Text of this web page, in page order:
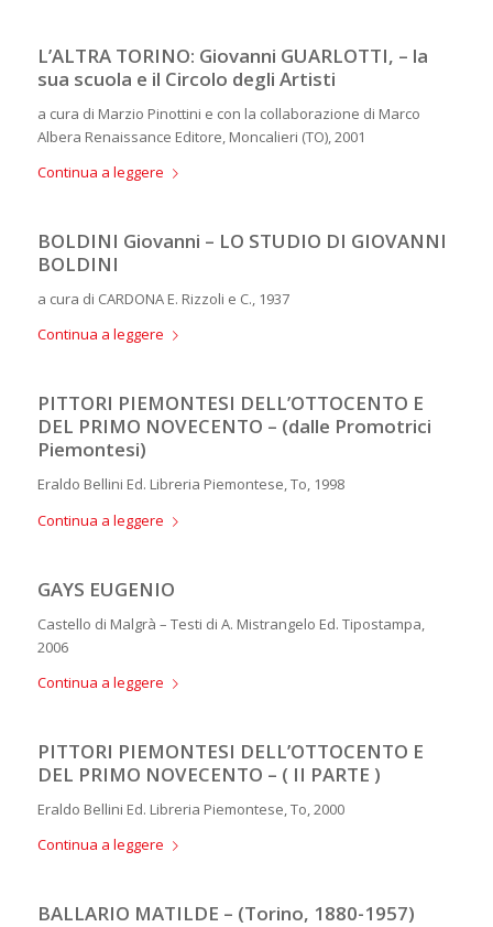
L’ALTRA TORINO: Giovanni GUARLOTTI, – la
sua scuola e il Circolo degli Artisti
a cura di Marzio Pinottini e con la collaborazione di Marco
Albera Renaissance Editore, Moncalieri (TO), 2001
Continua a leggere
BOLDINI Giovanni – LO STUDIO DI GIOVANNI
BOLDINI
a cura di CARDONA E. Rizzoli e C., 1937
Continua a leggere
PITTORI PIEMONTESI DELL’OTTOCENTO E
DEL PRIMO NOVECENTO – (dalle Promotrici
Piemontesi)
Eraldo Bellini Ed. Libreria Piemontese, To, 1998
Continua a leggere
GAYS EUGENIO
Castello di Malgrà – Testi di A. Mistrangelo Ed. Tipostampa,
2006
Continua a leggere
PITTORI PIEMONTESI DELL’OTTOCENTO E
DEL PRIMO NOVECENTO – ( II PARTE )
Eraldo Bellini Ed. Libreria Piemontese, To, 2000
Continua a leggere
BALLARIO MATILDE – (Torino, 1880-1957)